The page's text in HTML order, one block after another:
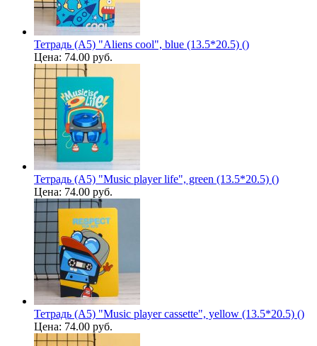
Тетрадь (A5) "Aliens cool", blue (13.5*20.5) ()
Цена: 74.00 руб.
Тетрадь (A5) "Music player life", green (13.5*20.5) ()
Цена: 74.00 руб.
Тетрадь (A5) "Music player cassette", yellow (13.5*20.5) ()
Цена: 74.00 руб.